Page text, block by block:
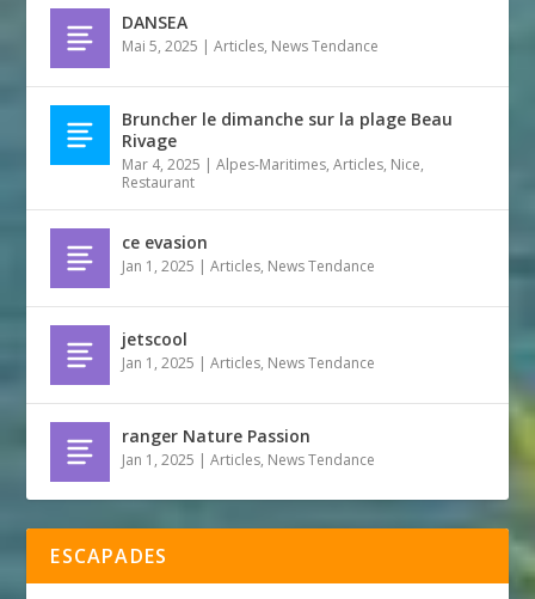
DANSEA
Mai 5, 2025 |Articles, News Tendance
Bruncher le dimanche sur la plage Beau
Rivage
Mar 4, 2025 |Alpes-Maritimes,Articles, Nice,
Restaurant
ce evasion
Jan 1, 2025 |Articles, News Tendance
jetscool
Jan 1, 2025 |Articles, News Tendance
ranger Nature Passion
Jan 1, 2025 |Articles, News Tendance
ESCAPADES